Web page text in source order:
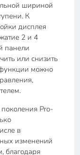
шириной
К
дисплея
2 и 4
панели
или снизить
функции можно
Pro-
в
изменений
благодаря